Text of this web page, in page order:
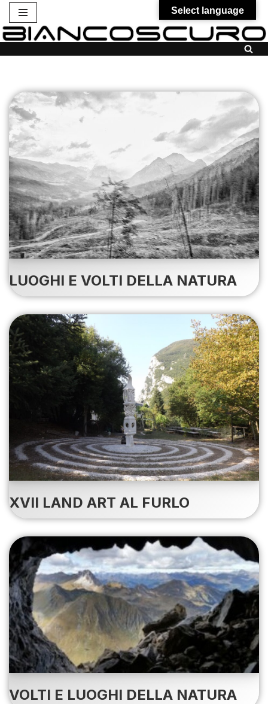
Vai
LUOGHI E VOLTI DELLA NATURA
XVII LAND ART AL FURLO
VOLTI E LUOGHI DELLA NATURA
Select language